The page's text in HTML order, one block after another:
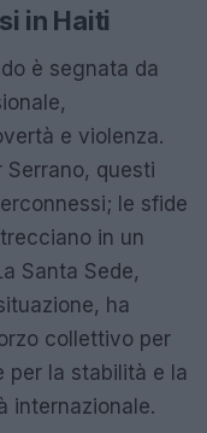
in Haiti
è segnata da
e violenza.
questi
le sfide
in un
Santa Sede,
ha
collettivo per
per la stabilità e la
internazionale.